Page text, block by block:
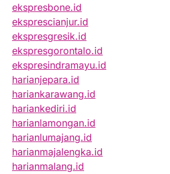
ekspresbone.id
eksprescianjur.id
ekspresgresik.id
ekspresgorontalo.id
ekspresindramayu.id
harianjepara.id
hariankarawang.id
hariankediri.id
harianlamongan.id
harianlumajang.id
harianmajalengka.id
harianmalang.id